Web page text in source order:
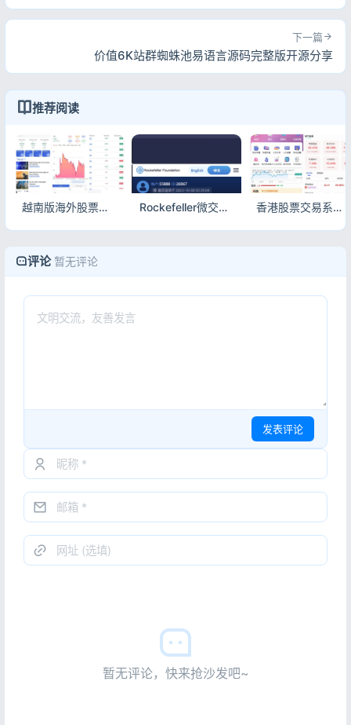
下一篇
价值6K站群蜘蛛池易语言源码完整版开源分享
推荐阅读
越南版海外股票投资系统源码 在线股票买入交易平台程序 Rockefeller微交易源码 双语言海外微盘完整源码 带单控风控可直接运营 香港股票交易系统源码 大宗交易新股申购完整程序附搭建教程
评论 暂无评论
发表评论
暂无评论，快来抢沙发吧~